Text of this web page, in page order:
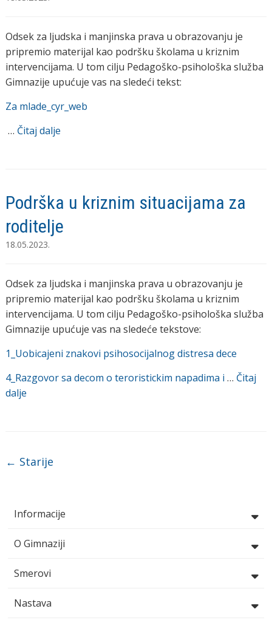
Informacije
O Gimnaziji
Smerovi
Nastava
Odsek za ljudska i manjinska prava u obrazovanju je
pripremio materijal kao podršku školama u kriznim
intervencijama. U tom cilju Pedagoško-psihološka služba
Gimnazije upućuje vas na sledeći tekst:
Za mlade_cyr_web
… Čitaj dalje
Podrška u kriznim situacijama za
roditelje
18.05.2023.
Odsek za ljudska i manjinska prava u obrazovanju je
pripremio materijal kao podršku školama u kriznim
intervencijama. U tom cilju Pedagoško-psihološka služba
Gimnazije upućuje vas na sledeće tekstove:
1_Uobicajeni znakovi psihosocijalnog distresa dece
4_Razgovor sa decom o teroristickim napadima i … Čitaj
dalje
Post navigation
← Starije